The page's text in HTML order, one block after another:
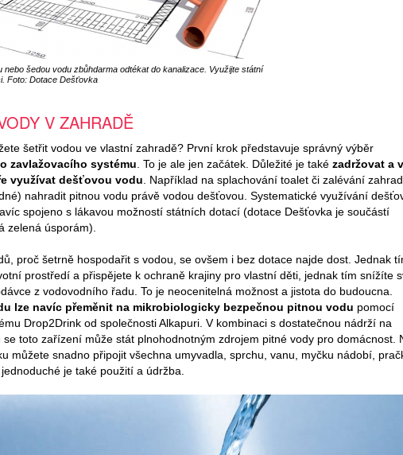
nebo šedou vodu zbůhdarma odtékat do kanalizace. Využijte státní
Foto: Dotace Dešťovka
V ZAHRADĚ
šetřit vodou ve vlastní zahradě? První krok představuje správný výběr
zavlažovacího systému . To je ale jen začátek. Důležité je také zadržovat a v
využívat dešťovou vodu . Například na splachování toalet či zalévání
nahradit pitnou vodu právě vodou dešťovou. Systematické využívání
spojeno s lákavou možností státních dotací (dotace Dešťovka je součástí
zelená úsporám).
proč šetrně hospodařit s vodou, se ovšem i bez dotace najde dost. Jednak
prostředí a přispějete k ochraně krajiny pro vlastní děti, jednak tím snížíte
z vodovodního řadu. To je neocenitelná možnost a jistota do budoucna.
lze navíc přeměnit na mikrobiologicky bezpečnou pitnou vodu pomocí
Drop2Drink od společnosti Alkapuri. V kombinaci s dostatečnou nádrží na
toto zařízení může stát plnohodnotným zdrojem pitné vody pro domácnost.
můžete snadno připojit všechna umyvadla, sprchu, vanu, myčku nádobí,
je také použití a údržba.